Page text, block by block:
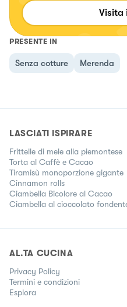
il gusto.
Visita
PRESENTE IN
Senza cotture Merenda
LASCIATI ISPIRARE
Frittelle di mele alla piemontese
Torta al Caffè e Cacao
Tiramisù monoporzione gigante
Cinnamon rolls
Ciambella Bicolore al Cacao
Ciambella al cioccolato
AL.TA CUCINA
Privacy Policy
Termini e condizioni
Esplora